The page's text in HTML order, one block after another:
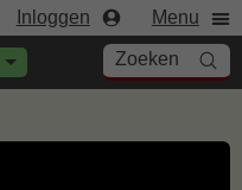
Inloggen Menu
Zoeken